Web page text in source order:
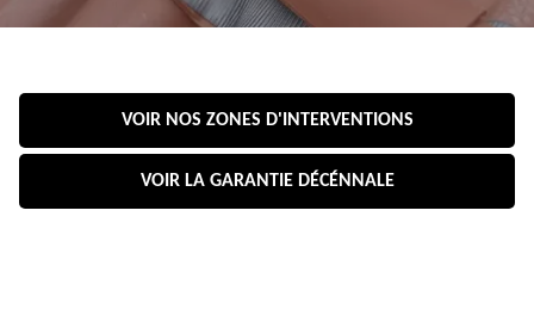
VOIR NOS ZONES D'INTERVENTIONS
VOIR LA GARANTIE DÉCÉNNALE